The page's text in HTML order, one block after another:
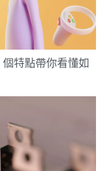
特點帶你看懂如